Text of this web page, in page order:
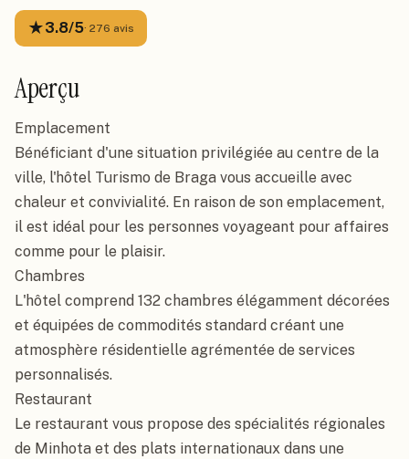
★3.8/5· 276 avis
Aperçu
Emplacement
Bénéficiant d'une situation privilégiée au centre de la
ville, l'hôtel Turismo de Braga vous accueille avec
chaleur et convivialité. En raison de son emplacement,
il est idéal pour les personnes voyageant pour affaires
comme pour le plaisir.
Chambres
L'hôtel comprend 132 chambres élégamment décorées
et équipées de commodités standard créant une
atmosphère résidentielle agrémentée de services
personnalisés.
Restaurant
Le restaurant vous propose des spécialités régionales
de Minhota et des plats internationaux dans une